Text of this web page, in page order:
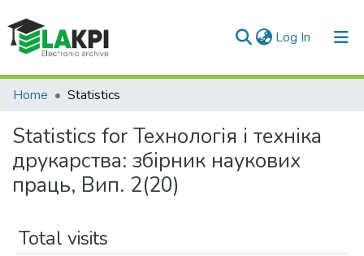
Log In (current)
Communities & Collections
All of DSpace
Home Statistics
Statistics for Технологія і техніка
друкарства: збірник наукових
праць, Вип. 2(20)
Total visits